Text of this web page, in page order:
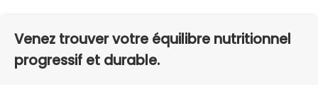
Venez trouver votre équilibre nutritionnel
progressif et durable.